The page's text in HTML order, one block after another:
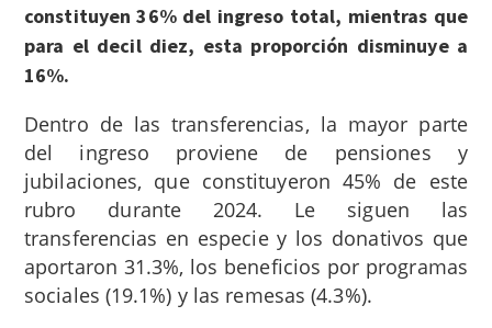
constituyen 36% del ingreso total, mientras que
para el decil diez, esta proporción disminuye a
16%.
Dentro de las transferencias, la mayor parte
del ingreso proviene de pensiones y
jubilaciones, que constituyeron 45% de este
rubro durante 2024. Le siguen las
transferencias en especie y los donativos que
aportaron 31.3%, los beneficios por programas
sociales (19.1%) y las remesas (4.3%).